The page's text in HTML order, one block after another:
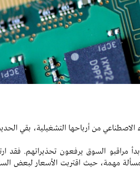
الاصطناعي من أرباحها التشغيلية، بقي
مراقبو السوق يرفعون تحذيراتهم. فقد
مهمة، حيث اقتربت الأسعار لبعض